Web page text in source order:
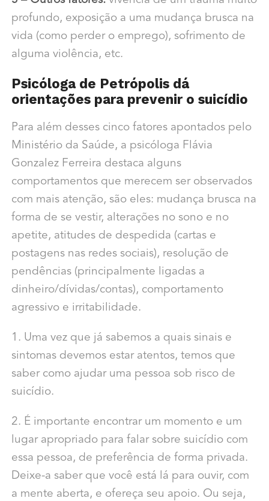
profundo, exposição a uma mudança brusca na
vida (como perder o emprego), sofrimento de
alguma violência, etc.
Psicóloga de Petrópolis dá
orientações para prevenir o suicídio
Para além desses cinco fatores apontados pelo
Ministério da Saúde, a psicóloga Flávia
Gonzalez Ferreira destaca alguns
comportamentos que merecem ser observados
com mais atenção, são eles: mudança brusca na
forma de se vestir, alterações no sono e no
apetite, atitudes de despedida (cartas e
postagens nas redes sociais), resolução de
pendências (principalmente ligadas a
dinheiro/dívidas/contas), comportamento
agressivo e irritabilidade.
1. Uma vez que já sabemos a quais sinais e
sintomas devemos estar atentos, temos que
saber como ajudar uma pessoa sob risco de
suicídio.
2. É importante encontrar um momento e um
lugar apropriado para falar sobre suicídio com
essa pessoa, de preferência de forma privada.
Deixe-a saber que você está lá para ouvir, com
a mente aberta, e ofereça seu apoio. Ou seja,